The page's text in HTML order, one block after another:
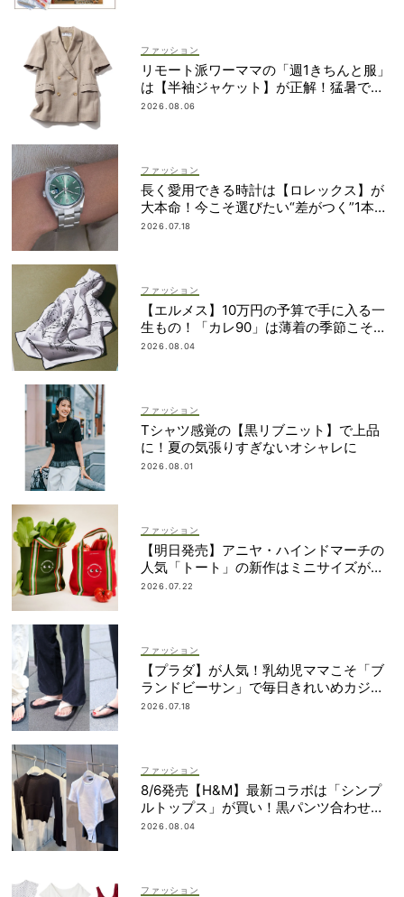
ファッション
リモート派ワーママの「週1きちんと服」
は【半袖ジャケット】が正解！猛暑でも
涼しい名品5選
2026.08.06
ファッション
長く愛用できる時計は【ロレックス】が
大本命！今こそ選びたい“差がつく”1本
は？
2026.07.18
ファッション
【エルメス】10万円の予算で手に入る一
生もの！「カレ90」は薄着の季節こそ重
宝
2026.08.04
ファッション
Tシャツ感覚の【黒リブニット】で上品
に！夏の気張りすぎないオシャレに
2026.08.01
ファッション
【明日発売】アニヤ・ハインドマーチの
人気「トート」の新作はミニサイズがセ
ット！
2026.07.22
ファッション
【プラダ】が人気！乳幼児ママこそ「ブ
ランドビーサン」で毎日きれいめカジュ
アルが叶う
2026.07.18
ファッション
8/6発売【H&M】最新コラボは「シンプ
ルトップス」が買い！黒パンツ合わせも
即サマ見え
2026.08.04
ファッション